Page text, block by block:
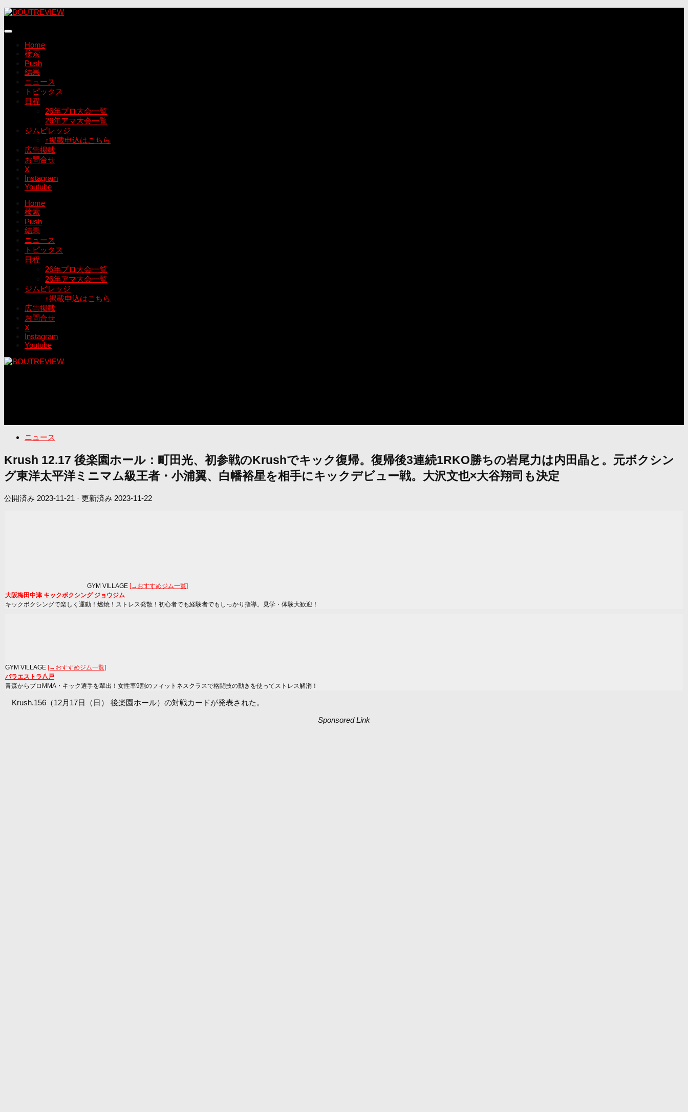
コ
テ
Home
検索
Push
結果
ニュース
トピックス
日程
26年プロ大会一覧
26年アマ大会一覧
ジムビレッジ
↑掲載申込はこちら
広告掲載
お問合せ
X
Instagram
Youtube
Home
検索
Push
結果
ニュース
トピックス
日程
26年プロ大会一覧
26年アマ大会一覧
ジムビレッジ
↑掲載申込はこちら
広告掲載
お問合せ
X
Instagram
Youtube
ニュース
Krush 12.17 後楽園ホール：町田光、初参戦のKrushでキック復帰。復帰後3連続1RKO勝ちの岩尾力は内田晶と。元ボクシン
グ東洋太平洋ミニマム級王者・小浦翼、白幡裕星を相手にキックデビュー戦。大沢文也×大谷翔司も決定
公開済み 2023-11-21 · 更新済み 2023-11-22
GYM VILLAGE [→おすすめジム一覧]
大阪梅田中津 キックボクシング ジョウジム
キックボクシングで楽しく運動！燃焼！ストレス発散！初心者でも経験者でもしっかり指導。見学・体験大歓迎！
GYM VILLAGE [→おすすめジム一覧]
パラエストラ八戸
青森からプロMMA・キック選手を輩出！女性率9割のフィットネスクラスで格闘技の動きを使ってストレス解消！
Krush.156（12月17日（日） 後楽園ホール）の対戦カードが発表された。
Sponsored Link